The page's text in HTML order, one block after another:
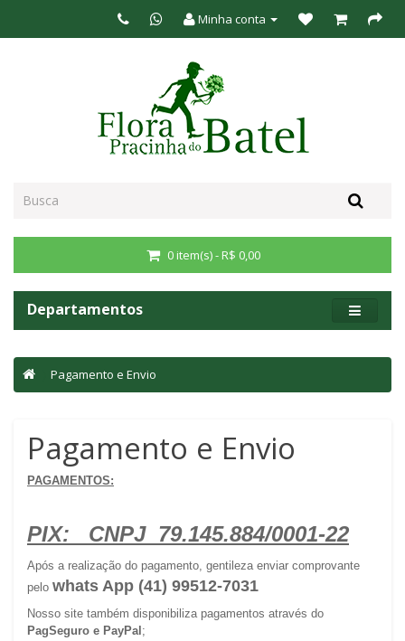
Minha conta
0 item(s) - R$ 0,00
Departamentos
Pagamento e Envio
Pagamento e Envio
PAGAMENTOS:
PIX:   CNPJ  79.145.884/0001-22
Após a realização do pagamento, gentileza enviar comprovante
pelo whats App (41) 99512-7031
PagSeguro e PayPal;